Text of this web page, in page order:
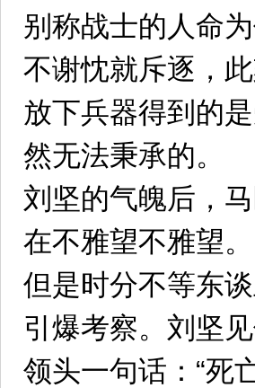
别称战士的人命
不谢忱就斥逐，
放下兵器得到的
然无法秉承的。
刘坚的气魄后，
在不雅望不雅望。
但是时分不等东
引爆考察。刘坚
领头一句话：“死